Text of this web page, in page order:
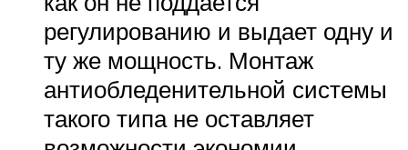
регулированию и выдает одну и
ту же мощность. Монтаж
антиобледенительной системы
такого типа не оставляет